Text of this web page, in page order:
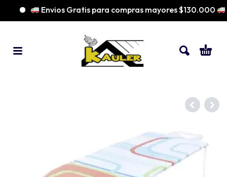
Envios Gratis para compras mayores $130.000